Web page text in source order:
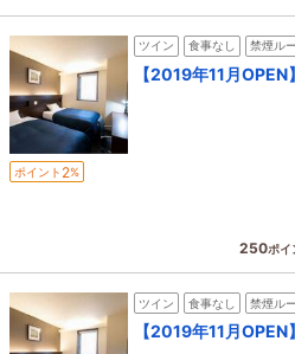
ツイン 食事なし 禁煙ル
【2019年11月
ポイント 2%
250ポイ
ツイン 食事なし 禁煙ル
【2019年11月